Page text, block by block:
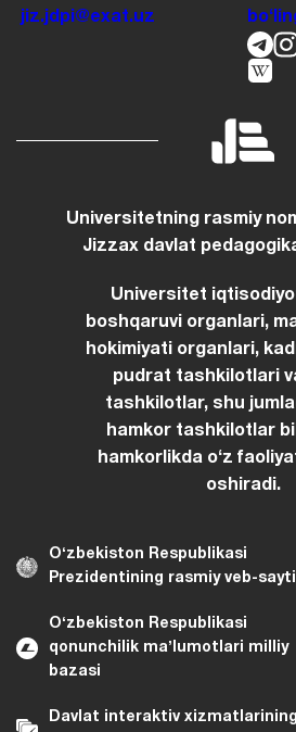
jiz.jdpi@exat.uz
Universitetning rasmiy
Jizzax davlat
Universitet
boshqaruvi organlari,
hokimiyati organlari,
pudrat tashkilotlari
tashkilotlar, shu
hamkor tashkilotlar
hamkorlikda oʻz
oshiradi.
Oʻzbekiston Respublikasi
Prezidentining rasmiy veb-sayti
Oʻzbekiston Respublikasi
qonunchilik maʼlumotlari milliy
bazasi
Davlat interaktiv xizmatlarining